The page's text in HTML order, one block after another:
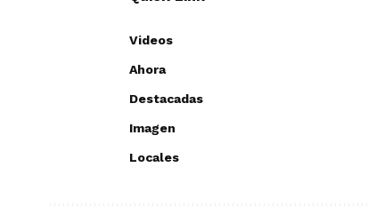
Videos
Ahora
Destacadas
Imagen
Locales